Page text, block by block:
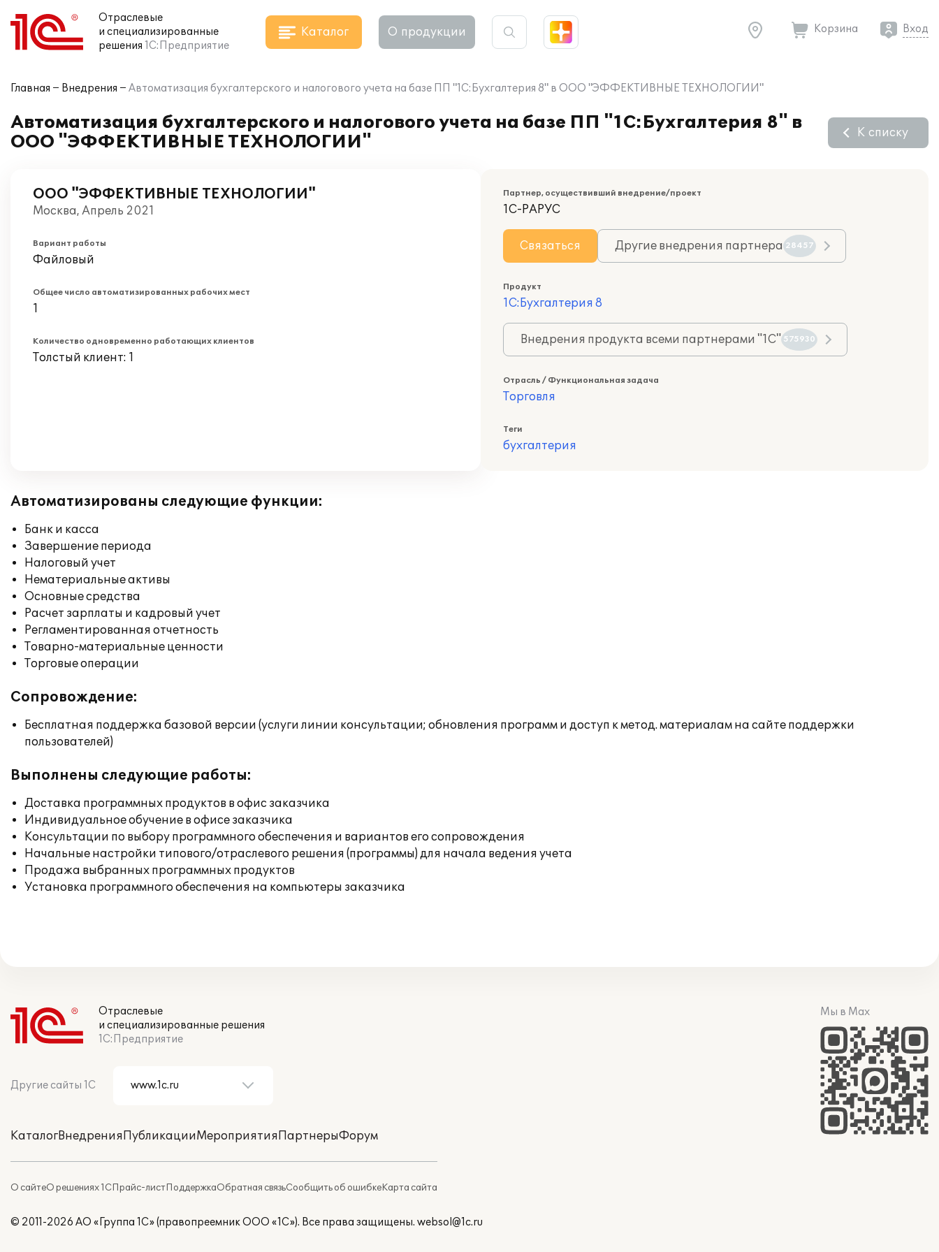
Отраслевые
и специализированные
решения 1С:Предприятие
Каталог О продукции Корзина Вход
Главная Внедрения Автоматизация бухгалтерского и налогового учета на базе ПП "1С:Бухгалтерия 8" в ООО "ЭФФЕКТИВНЫЕ ТЕХНОЛОГИИ"
Автоматизация бухгалтерского и налогового учета на базе ПП "1С:Бухгалтерия 8" в
ООО "ЭФФЕКТИВНЫЕ ТЕХНОЛОГИИ"
К списку
ООО "ЭФФЕКТИВНЫЕ ТЕХНОЛОГИИ"
Москва, Апрель 2021
Вариант работы
Файловый
Общее число автоматизированных рабочих мест
1
Количество одновременно работающих клиентов
Толстый клиент: 1
Партнер, осуществивший внедрение/проект
1С-РАРУС
Связаться Другие внедрения партнера 28457
Продукт
1С:Бухгалтерия 8
Внедрения продукта всеми партнерами "1С" 575930
Отрасль / Функциональная задача
Торговля
Теги
бухгалтерия
Автоматизированы следующие функции:
Банк и касса
Завершение периода
Налоговый учет
Нематериальные активы
Основные средства
Расчет зарплаты и кадровый учет
Регламентированная отчетность
Товарно-материальные ценности
Торговые операции
Сопровождение:
Бесплатная поддержка базовой версии (услуги линии консультации; обновления программ и доступ к метод. материалам на сайте поддержки
пользователей)
Выполнены следующие работы:
Доставка программных продуктов в офис заказчика
Индивидуальное обучение в офисе заказчика
Консультации по выбору программного обеспечения и вариантов его сопровождения
Начальные настройки типового/отраслевого решения (программы) для начала ведения учета
Продажа выбранных программных продуктов
Установка программного обеспечения на компьютеры заказчика
Отраслевые
и специализированные решения
1С:Предприятие
Другие сайты 1С
КаталогВнедренияПубликацииМероприятияПартнерыФорум
О сайтеО решениях 1СПрайс-листПоддержкаОбратная связьСообщить об ошибкеКарта сайта
Мы в Max
© 2011-2026 АО «Группа 1С» (правопреемник ООО «1С»). Все права защищены. websol@1c.ru